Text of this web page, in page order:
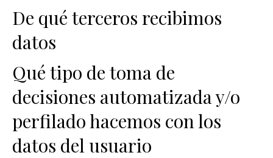
De qué terceros recibimos
datos
Qué tipo de toma de
decisiones automatizada y/o
perfilado hacemos con los
datos del usuario